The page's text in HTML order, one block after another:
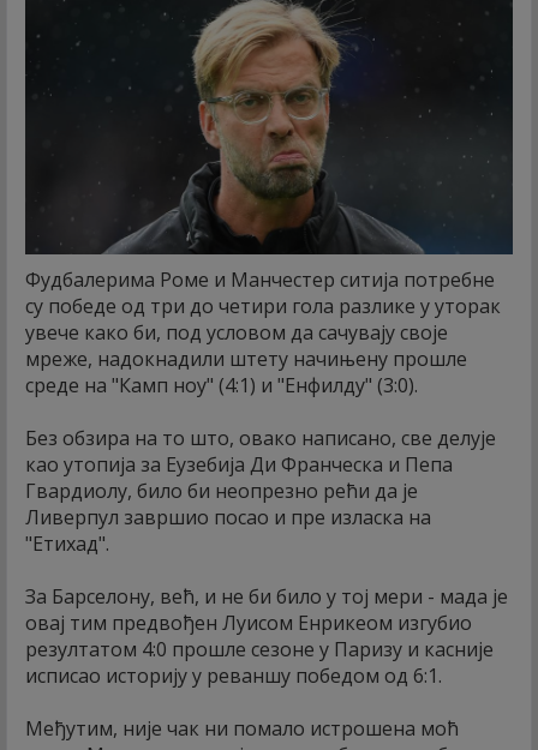
Фудбалерима Роме и Манчестер ситија потребне
су победе од три до четири гола разлике у уторак
увече како би, под условом да сачувају своје
мреже, надокнадили штету начињену прошле
среде на "Камп ноу" (4:1) и "Енфилду" (3:0).
Без обзира на то што, овако написано, све делује
као утопија за Еузебија Ди Франческа и Пепа
Гвардиолу, било би неопрезно рећи да је
Ливерпул завршио посао и пре изласка на
"Етихад".
За Барселону, већ, и не би било у тој мери - мада је
овај тим предвођен Луисом Енрикеом изгубио
резултатом 4:0 прошле сезоне у Паризу и касније
исписао историју у реваншу победом од 6:1.
Међутим, није чак ни помало истрошена моћ